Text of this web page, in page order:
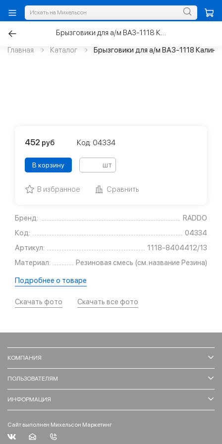
Главная Каталог Брызговики для а/м ВАЗ-1118 Калина
Бренд:
RADDO
Код:
04334
Артикул:
1118-8404412/13
Материал:
Резиновая смесь (см. название Резина)
Подробнее о товаре
Скачать фото Скачать все фото
452 руб Код: 04334
В корзину шт
В избранное Сравнить
КОМПАНИЯ
ПОЛЬЗОВАТЕЛЯМ
ИНФОРМАЦИЯ
Сайт выполнен Михельсон Маркетинг